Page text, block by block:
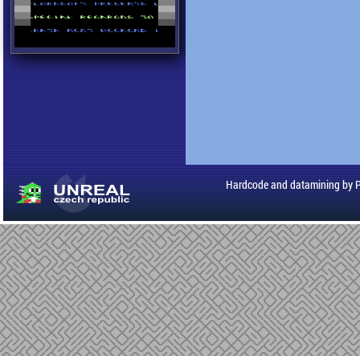
Hardcode and datamining by